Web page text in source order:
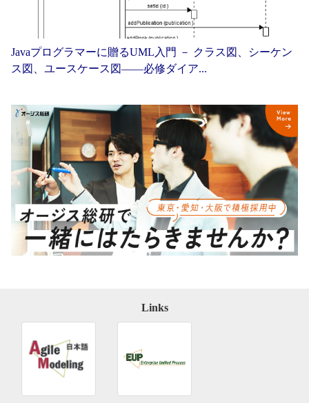
Javaプログラマーに贈るUML入門 － クラス図、シーケン
ス図、ユースケース図——必修ダイア...
Links